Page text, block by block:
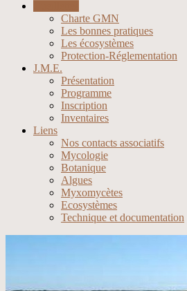
Charte GMN
Les bonnes pratiques
Les écosystèmes
Protection-Réglementation
J.M.E.
Présentation
Programme
Inscription
Inventaires
Liens
Nos contacts associatifs
Mycologie
Botanique
Algues
Myxomycètes
Ecosystèmes
Technique et documentation